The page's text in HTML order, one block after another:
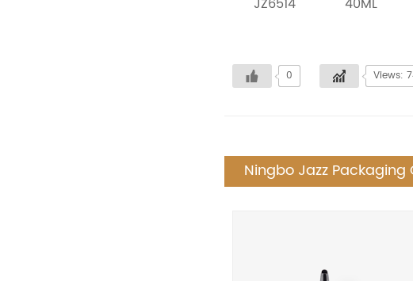
JZ6514 40ML
0 Views:
Ningbo Jazz Packaging